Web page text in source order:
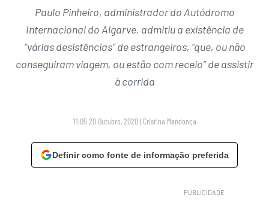
Paulo Pinheiro, administrador do Autódromo
Internacional do Algarve, admitiu a existência de
“várias desistências” de estrangeiros, “que, ou não
conseguiram viagem, ou estão com receio” de assistir
à corrida
11:05 20 Outubro, 2020 | Cristina Mendonça
Definir como fonte de informação preferida